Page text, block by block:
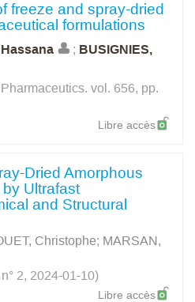
freeze and spray-dried
formulations
; BUSIGNIES,
vol. 656, pp.
Libre accès
Dried Amorphous
Ultrafast
and Structural
Christophe; MARSAN,
2, 2024-01-10)
Libre accès